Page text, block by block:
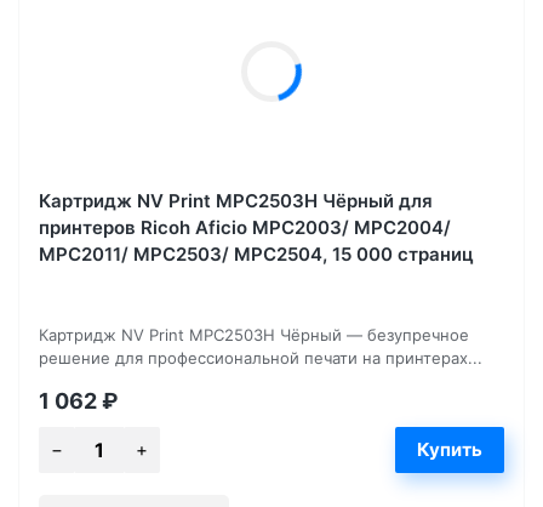
Картридж NV Print MPC2503H Чёрный для
принтеров Ricoh Aficio MPC2003/ MPC2004/
MPC2011/ MPC2503/ MPC2504, 15 000 страниц
Картридж NV Print MPC2503H Чёрный — безупречное
решение для профессиональной печати на принтерах...
1 062₽